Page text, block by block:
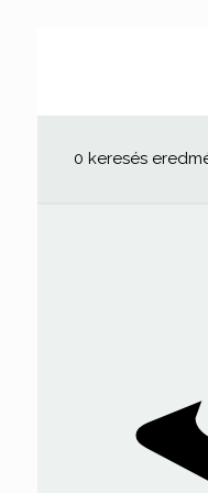
0 keresés